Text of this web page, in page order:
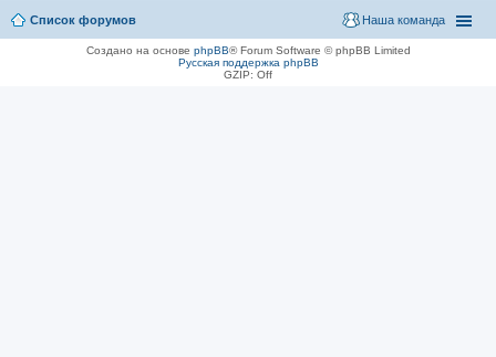
Список форумов Наша команда
Создано на основе phpBB® Forum Software © phpBB Limited
Русская поддержка phpBB
GZIP: Off